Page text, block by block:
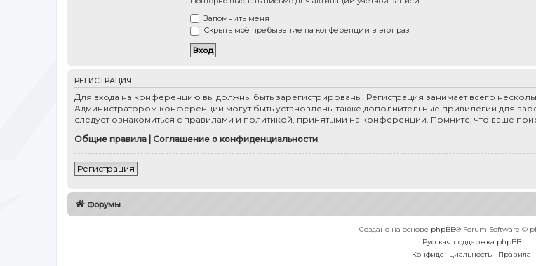
Запомнить меня
Скрыть моё пребывание на конференции в этот раз
РЕГИСТРАЦИЯ
Для входа на конференцию вы должны быть зарегистрированы. Регистрация занимает всего
Администратором конференции могут быть установлены также дополнительные привилегии для
следует ознакомиться с правилами и политикой, принятыми на конференции. Помните, что ваше
Общие правила Соглашение о конфиденциальности
Регистрация
Форумы
Создано на основе phpBB® Forum Software ©
Русская поддержка phpBB
Конфиденциальность | Правила